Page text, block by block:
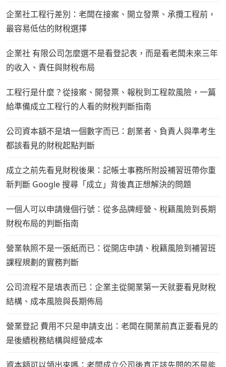
企業社工程行差別：老闆在接案、開立發票、承攬工程前，
最容易低估的財稅選擇
企業社 有限公司怎麼選不是看登記表，而是看老闆未來三年
的收入、責任與財稅布局
工程行是什麼？從接案、開發票、報稅到工程款風險，一篇
給準備成立工程行的人看的財稅判斷指南
公司資本額不是填一個數字而已：創業者、負責人與準考生
都該看見的財稅起點判斷
成立之前先看見財稅後果：記帳士事務所附設補習班帶你重
新判斷 Google 搜尋「成立」背後真正想解決的問題
一個人可以申請幾個行號：從多品牌經營、稅籍風險到長期
財稅布局的判斷指南
營業執照不是一張紙而已：從開店申請、稅籍風險到補習班
課程規劃的實務判斷
公司流程不是填表而已：企業主從開業第一天就要看見財稅
結構、成本風險與長期佈局
營業登記 費用不只是申請支出：老闆在開業前真正要看見的
是後續稅務結構與經營成本